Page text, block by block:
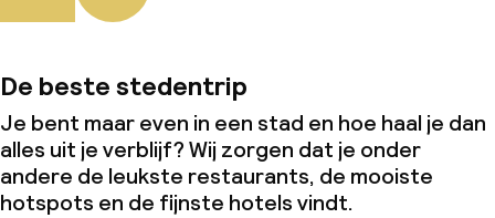
De beste stedentrip
Je bent maar even in een stad en hoe haal je dan
alles uit je verblijf? Wij zorgen dat je onder
andere de leukste restaurants, de mooiste
hotspots en de fijnste hotels vindt.